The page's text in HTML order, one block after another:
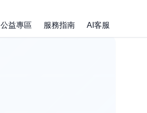
公益專區 服務指南 AI客服